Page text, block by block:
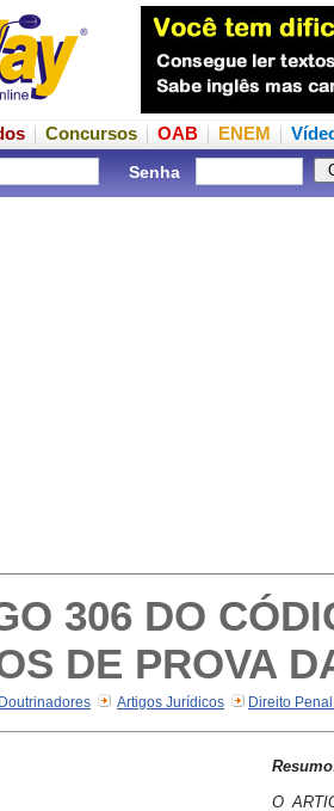
Concursos OAB ENEM
Senha
306 DO
DE PROVA
Artigos Jurídicos Direito Penal
O